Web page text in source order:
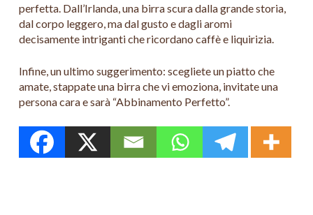
perfetta. Dall’Irlanda, una birra scura dalla grande storia,
dal corpo leggero, ma dal gusto e dagli aromi
decisamente intriganti che ricordano caffè e liquirizia.
Infine, un ultimo suggerimento: scegliete un piatto che
amate, stappate una birra che vi emoziona, invitate una
persona cara e sarà “Abbinamento Perfetto”.